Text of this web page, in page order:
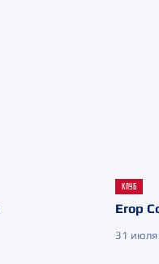
КЛУБ
Егор
31 июля